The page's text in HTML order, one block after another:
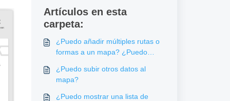
Artículos en esta
carpeta:
¿Puedo añadir múltiples rutas o
formas a un mapa? ¿Puedo
contenido superpuesto?
¿Puedo subir otros datos al
mapa?
¿Puedo mostrar una lista de